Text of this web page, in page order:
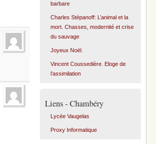
barbare
Charles Stépanoff: L’animal et la
mort. Chasses, modernité et crise
du sauvage
Joyeux Noël.
Vincent Coussedière. Eloge de
l’assimilation
Liens - Chambéry
Lycée Vaugelas
Proxy Informatique